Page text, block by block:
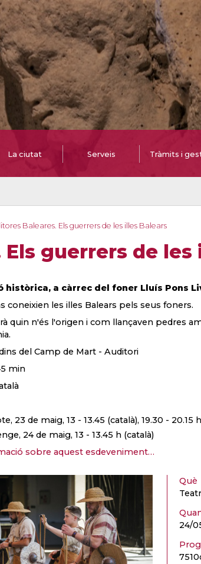
La ciutat Serveis Tràmits i
Baleares. Els guerrers de les illes Balears
guerrers de les
històrica, a càrrec del foner Lluís Pons
coneixien les illes Balears pels seus foners.
quin n'és l'origen i com llançaven pedres
del Camp de Mart - Auditori
min
23 de maig, 13 - 13.45 (català), 19.30 - 20.15
24 de maig, 13 - 13.45 h (català)
sobre aquest esdeveniment…
Què
24/